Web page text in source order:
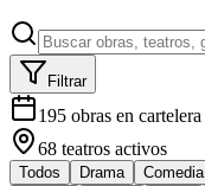
Filtrar
195 obras en cartelera
68 teatros activos
Todos Drama Comedia